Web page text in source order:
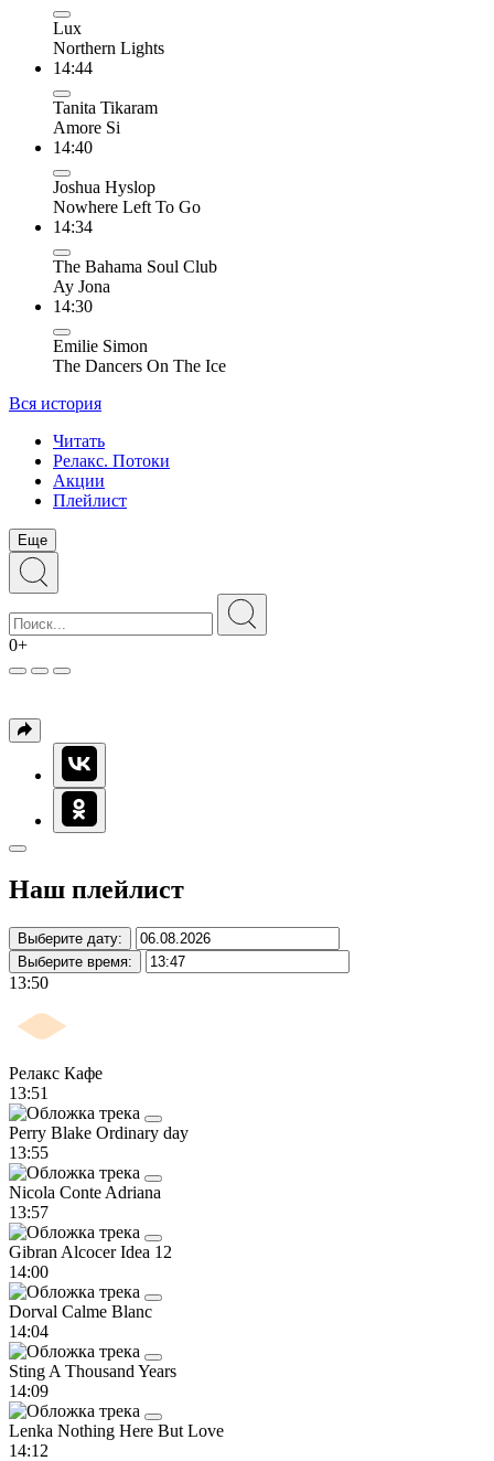
Lux
Northern Lights
14:44
Tanita Tikaram
Amore Si
14:40
Joshua Hyslop
Nowhere Left To Go
14:34
The Bahama Soul Club
Ay Jona
14:30
Emilie Simon
The Dancers On The Ice
Вся история
Читать
Релакс. Потоки
Акции
Плейлист
Еще
0+
Наш плейлист
Выберите дату:
Выберите время:
13:50
Релакс Кафе
13:51
Perry Blake Ordinary day
13:55
Nicola Conte Adriana
13:57
Gibran AlcocerIdea 12
14:00
Dorval Calme Blanc
14:04
Sting A Thousand Years
14:09
Lenka Nothing Here But Love
14:12